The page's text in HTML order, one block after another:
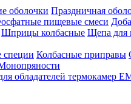
оболочки Праздничная
пищевые смеси
Шприцы колбасные Щепа для
Колбасные приправы
обладателей